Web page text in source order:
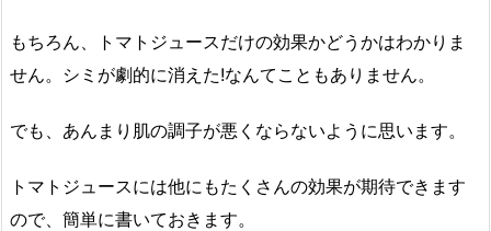
もちろん、トマトジュースだけの効果かどうかはわかりま
せん。シミが劇的に消えた!なんてこともありません。
でも、あんまり肌の調子が悪くならないように思います。
トマトジュースには他にもたくさんの効果が期待できます
ので、簡単に書いておきます。